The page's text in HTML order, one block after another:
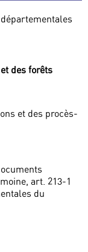
des forêts
et des procès-
art. 213-1
du